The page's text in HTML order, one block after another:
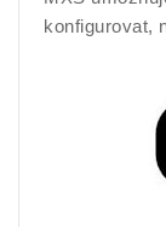
konfigurovat,